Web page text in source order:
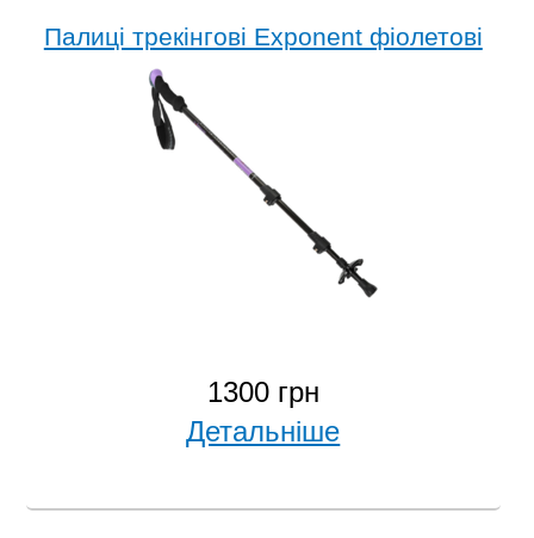
Палиці трекінгові Exponent фіолетові
1300 грн
Детальніше